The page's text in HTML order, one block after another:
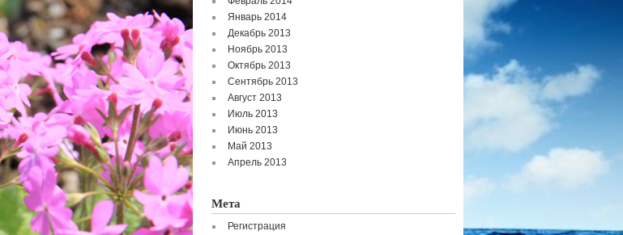
Январь 2014
Декабрь 2013
Ноябрь 2013
Октябрь 2013
Сентябрь 2013
Август 2013
Июль 2013
Июнь 2013
Май 2013
Апрель 2013
Мета
Регистрация